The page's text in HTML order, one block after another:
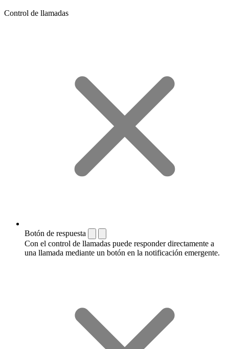
Control de llamadas
Botón de respuesta
Con el control de llamadas puede responder directamente a
una llamada mediante un botón en la notificación emergente.